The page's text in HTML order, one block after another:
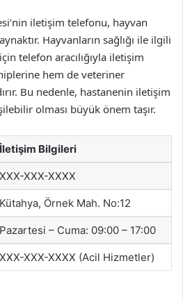
iletişim telefonu, hayvan
Hayvanların sağlığı ile ilgili
telefon aracılığıyla iletişim
hem de veteriner
Bu nedenle, hastanenin iletişim
olması büyük önem taşır.
İletişim Bilgileri
XXX-XXX-XXXX
Kütahya, Örnek Mah. No:12
Pazartesi – Cuma: 09:00 – 17:00
XXX-XXX-XXXX (Acil Hizmetler)